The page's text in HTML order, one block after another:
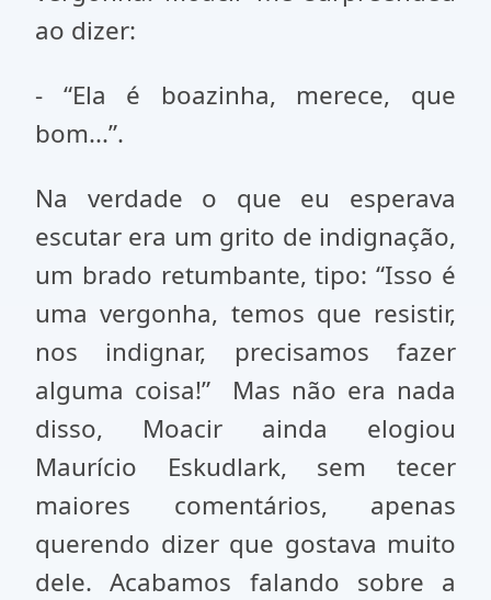
ao dizer:
- “Ela é boazinha, merece, que
bom...”.
Na verdade o que eu esperava
escutar era um grito de indignação,
um brado retumbante, tipo: “Isso é
uma vergonha, temos que resistir,
nos indignar, precisamos fazer
alguma coisa!” Mas não era nada
disso, Moacir ainda elogiou
Maurício Eskudlark, sem tecer
maiores comentários, apenas
querendo dizer que gostava muito
dele. Acabamos falando sobre a